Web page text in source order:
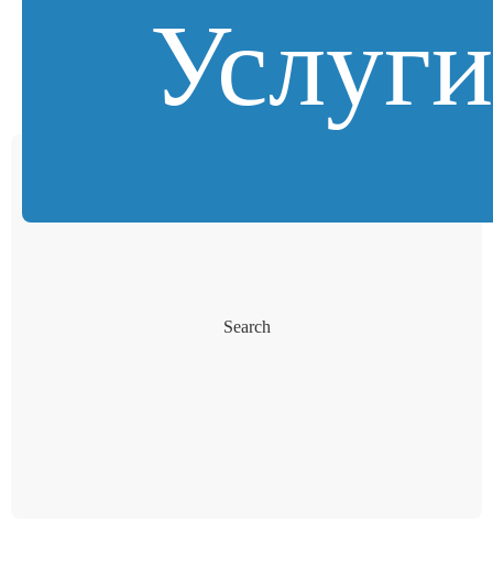
Услуги
Search